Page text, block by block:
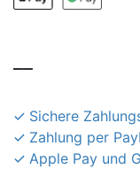
Sichere
Zahlung per
Apple Pay und